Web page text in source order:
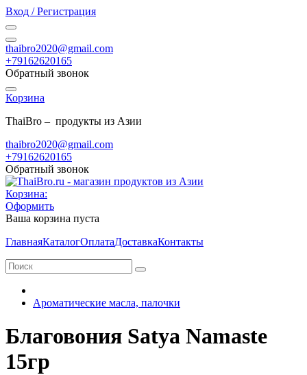
Вход / Регистрация
thaibro2020@gmail.com
+79162620165
Обратный звонок
Корзина
ThaiBro – продукты из Азии
thaibro2020@gmail.com
+79162620165
Обратный звонок
Корзина:
Оформить
Ваша корзина пуста
ГлавнаяКаталогОплатаДоставкаКонтакты
Ароматические масла, палочки
Благовония Satya Namaste
15гр